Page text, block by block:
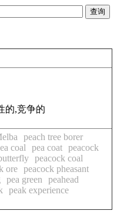
的,竞争的
peach tree borer
coal pea coat peacock
peacock coal
ore peacock pheasant
pea green
peahead
peak experience